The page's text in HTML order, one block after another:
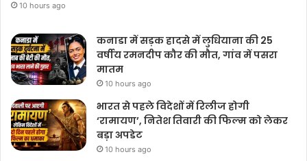
10 hours ago
कनाडा में सड़क हादसे में लुधियाना की 25
वर्षीय रमनदीप कौर की मौत, गांव में पसरा
मातम
10 hours ago
भारत से पहले विदेशों में रिलीज होगी
‘रामायण’, नितेश तिवारी की फिल्म को लेकर
बड़ा अपडेट
10 hours ago